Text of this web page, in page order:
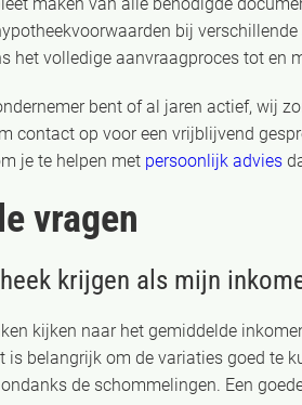
bij
het volledige aanvraagproces tot en
bent of al jaren actief, wij
contact op voor een vrijblijvend
je te helpen met persoonlijk advies
vragen
krijgen als mijn
kijken naar het gemiddelde
is belangrijk om de variaties goed te
de schommelingen. Een